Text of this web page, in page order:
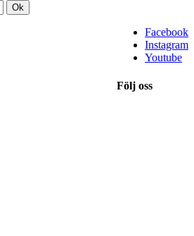
Ok
Facebook
Instagram
Youtube
Följ oss